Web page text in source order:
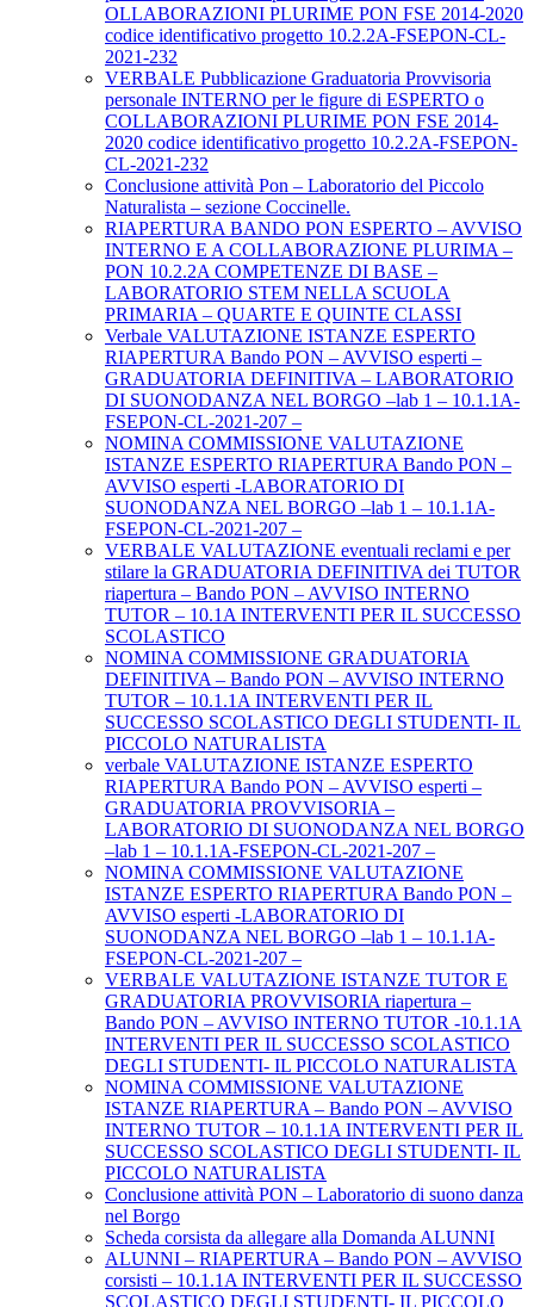
OLLABORAZIONI PLURIME PON FSE 2014-2020
codice identificativo progetto 10.2.2A-FSEPON-CL-
2021-232
VERBALE Pubblicazione Graduatoria Provvisoria
personale INTERNO per le figure di ESPERTO o
COLLABORAZIONI PLURIME PON FSE 2014-
2020 codice identificativo progetto 10.2.2A-FSEPON-
CL-2021-232
Conclusione attività Pon – Laboratorio del Piccolo
Naturalista – sezione Coccinelle.
RIAPERTURA BANDO PON ESPERTO – AVVISO
INTERNO E A COLLABORAZIONE PLURIMA –
PON 10.2.2A COMPETENZE DI BASE –
LABORATORIO STEM NELLA SCUOLA
PRIMARIA – QUARTE E QUINTE CLASSI
Verbale VALUTAZIONE ISTANZE ESPERTO
RIAPERTURA Bando PON – AVVISO esperti –
GRADUATORIA DEFINITIVA – LABORATORIO
DI SUONODANZA NEL BORGO –lab 1 – 10.1.1A-
FSEPON-CL-2021-207 –
NOMINA COMMISSIONE VALUTAZIONE
ISTANZE ESPERTO RIAPERTURA Bando PON –
AVVISO esperti -LABORATORIO DI
SUONODANZA NEL BORGO –lab 1 – 10.1.1A-
FSEPON-CL-2021-207 –
VERBALE VALUTAZIONE eventuali reclami e per
stilare la GRADUATORIA DEFINITIVA dei TUTOR
riapertura – Bando PON – AVVISO INTERNO
TUTOR – 10.1A INTERVENTI PER IL SUCCESSO
SCOLASTICO
NOMINA COMMISSIONE GRADUATORIA
DEFINITIVA – Bando PON – AVVISO INTERNO
TUTOR – 10.1.1A INTERVENTI PER IL
SUCCESSO SCOLASTICO DEGLI STUDENTI- IL
PICCOLO NATURALISTA
verbale VALUTAZIONE ISTANZE ESPERTO
RIAPERTURA Bando PON – AVVISO esperti –
GRADUATORIA PROVVISORIA –
LABORATORIO DI SUONODANZA NEL BORGO
–lab 1 – 10.1.1A-FSEPON-CL-2021-207 –
NOMINA COMMISSIONE VALUTAZIONE
ISTANZE ESPERTO RIAPERTURA Bando PON –
AVVISO esperti -LABORATORIO DI
SUONODANZA NEL BORGO –lab 1 – 10.1.1A-
FSEPON-CL-2021-207 –
VERBALE VALUTAZIONE ISTANZE TUTOR E
GRADUATORIA PROVVISORIA riapertura –
Bando PON – AVVISO INTERNO TUTOR -10.1.1A
INTERVENTI PER IL SUCCESSO SCOLASTICO
DEGLI STUDENTI- IL PICCOLO NATURALISTA
NOMINA COMMISSIONE VALUTAZIONE
ISTANZE RIAPERTURA – Bando PON – AVVISO
INTERNO TUTOR – 10.1.1A INTERVENTI PER IL
SUCCESSO SCOLASTICO DEGLI STUDENTI- IL
PICCOLO NATURALISTA
Conclusione attività PON – Laboratorio di suono danza
nel Borgo
Scheda corsista da allegare alla Domanda ALUNNI
ALUNNI – RIAPERTURA – Bando PON – AVVISO
corsisti – 10.1.1A INTERVENTI PER IL SUCCESSO
SCOLASTICO DEGLI STUDENTI- IL PICCOLO